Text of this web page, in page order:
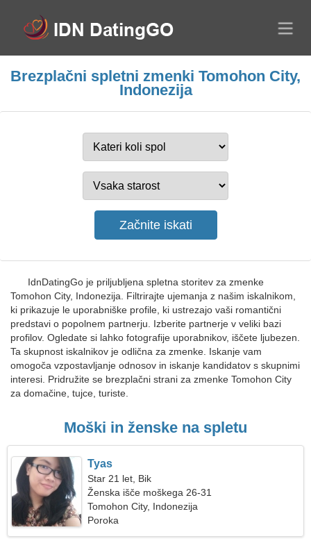
Brezplačni spletni zmenki Tomohon City,
Indonezija
IdnDatingGo je priljubljena spletna storitev za zmenke
Tomohon City, Indonezija. Filtrirajte ujemanja z našim iskalnikom,
ki prikazuje le uporabniške profile, ki ustrezajo vaši romantični
predstavi o popolnem partnerju. Izberite partnerje v veliki bazi
profilov. Ogledate si lahko fotografije uporabnikov, iščete ljubezen.
Ta skupnost iskalnikov je odlična za zmenke. Iskanje vam
omogoča vzpostavljanje odnosov in iskanje kandidatov s skupnimi
interesi. Pridružite se brezplačni strani za zmenke Tomohon City
za domačine, tujce, turiste.
Moški in ženske na spletu
Tyas
Star 21 let, Bik
Ženska išče moškega 26-31
Tomohon City, Indonezija
Poroka